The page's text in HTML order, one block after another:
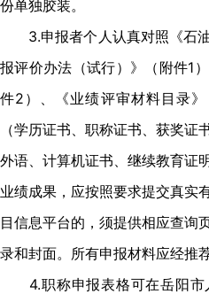
份单独胶装。
3.申报者个人认真对照《石油
报评价办法（试行）》（附件1
件2）、《业绩评审材料目录
（学历证书、职称证书、获奖证
外语、计算机证书、继续教育证
业绩成果，应按照要求提交真实
目信息平台的，须提供相应查询
录和封面。所有申报材料应经推
4.职称申报表格可在岳阳市